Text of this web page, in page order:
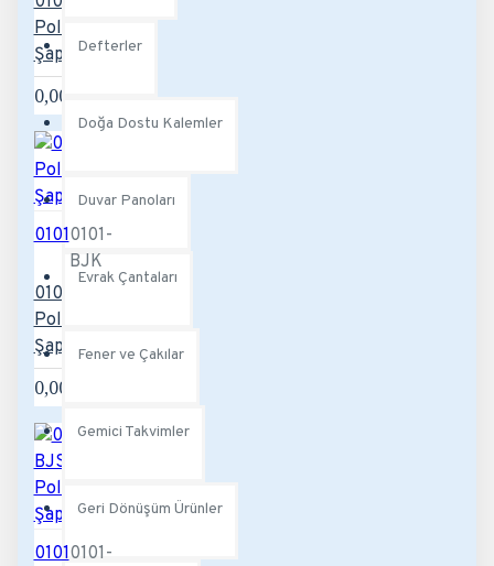
Defterler
Doğa Dostu Kalemler
Duvar Panoları
Evrak Çantaları
Fener ve Çakılar
Gemici Takvimler
Geri Dönüşüm Ürünler
Polyester
Şapka
0,00TL
01010101-
BJK
0101-BJK
Polyester
Şapka
0,00TL
01010101-